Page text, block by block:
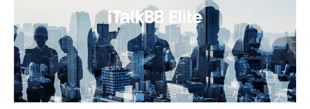
养老 非盈利组织